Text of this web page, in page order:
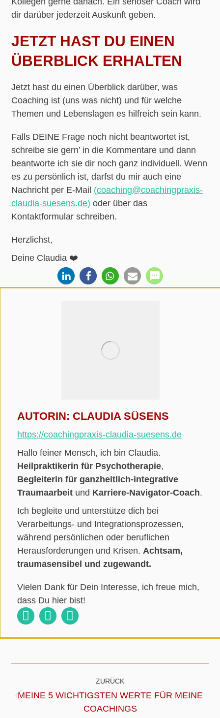
dir darüber jederzeit Auskunft geben.
JETZT HAST DU EINEN
ÜBERBLICK ERHALTEN
Jetzt hast du einen Überblick darüber, was
Coaching ist (uns was nicht) und für welche
Themen und Lebenslagen es hilfreich sein kann.
Falls DEINE Frage noch nicht beantwortet ist,
schreibe sie gern’ in die Kommentare und dann
beantworte ich sie dir noch ganz individuell. Wenn
es zu persönlich ist, darfst du mir auch eine
Nachricht per E-Mail (coaching@coachingpraxis-
claudia-suesens.de) oder über das
Kontaktformular schreiben.
Herzlichst,
Deine Claudia ❤️
AUTORIN: CLAUDIA SÜSENS
https://coachingpraxis-claudia-suesens.de
Hallo feiner Mensch, ich bin Claudia.
Heilpraktikerin für Psychotherapie,
Begleiterin für ganzheitlich-integrative
Traumaarbeitund Karriere-Navigator-Coach.
Ich begleite und unterstütze dich bei
Verarbeitungs- und Integrationsprozessen,
während persönlichen oder beruflichen
Herausforderungen und Krisen. Achtsam,
traumasensibel und zugewandt.
Vielen Dank für Dein Interesse, ich freue mich,
dass Du hier bist!
Claudia
Süsens
Claudia
Süsens
Claudia
Süsens
KOMMENTARNAVIGATION
ZURÜCK
MEINE 5 WICHTIGSTEN WERTE FÜR MEINE
COACHINGS